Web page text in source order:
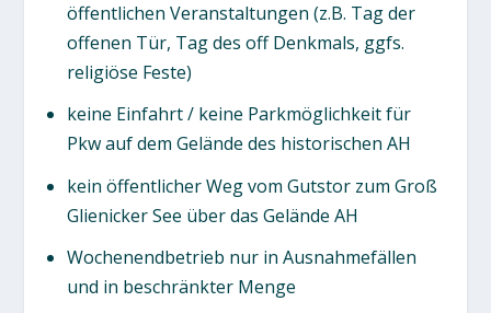
öffentlichen Veranstaltungen (z.B. Tag der
offenen Tür, Tag des off Denkmals, ggfs.
religiöse Feste)
keine Einfahrt / keine Parkmöglichkeit für
Pkw auf dem Gelände des historischen AH
kein öffentlicher Weg vom Gutstor zum Groß
Glienicker See über das Gelände AH
Wochenendbetrieb nur in Ausnahmefällen
und in beschränkter Menge